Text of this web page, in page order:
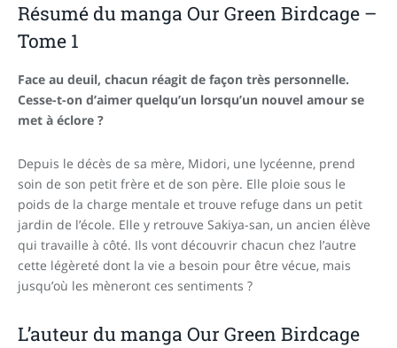
Résumé du manga Our Green Birdcage –
Tome 1
Face au deuil, chacun réagit de façon très personnelle.
Cesse-t-on d’aimer quelqu’un lorsqu’un nouvel amour se
met à éclore ?
Depuis le décès de sa mère, Midori, une lycéenne, prend
soin de son petit frère et de son père. Elle ploie sous le
poids de la charge mentale et trouve refuge dans un petit
jardin de l’école. Elle y retrouve Sakiya-san, un ancien élève
qui travaille à côté. Ils vont découvrir chacun chez l’autre
cette légèreté dont la vie a besoin pour être vécue, mais
jusqu’où les mèneront ces sentiments ?
L’auteur du manga Our Green Birdcage